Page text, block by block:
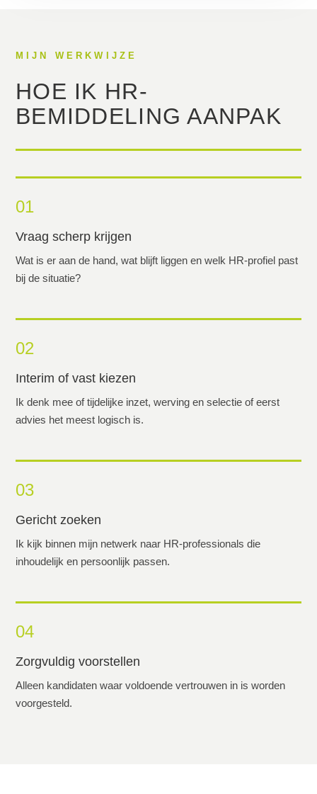
MIJN WERKWIJZE
HOE IK HR-
BEMIDDELING AANPAK
01
Vraag scherp krijgen
Wat is er aan de hand, wat blijft liggen en welk HR-profiel past
bij de situatie?
02
Interim of vast kiezen
Ik denk mee of tijdelijke inzet, werving en selectie of eerst
advies het meest logisch is.
03
Gericht zoeken
Ik kijk binnen mijn netwerk naar HR-professionals die
inhoudelijk en persoonlijk passen.
04
Zorgvuldig voorstellen
Alleen kandidaten waar voldoende vertrouwen in is worden
voorgesteld.